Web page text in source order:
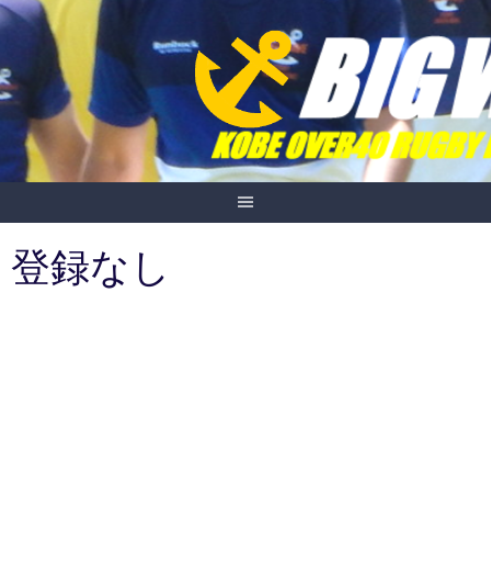
Skip
content
登録なし